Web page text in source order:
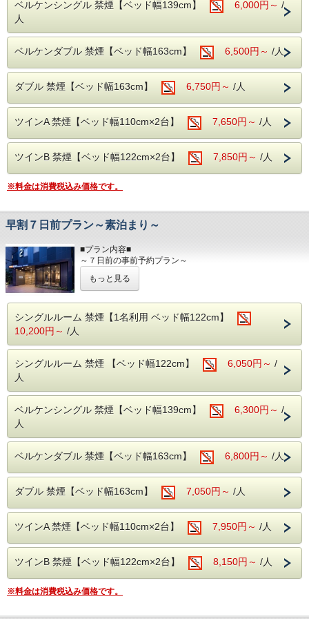
願い致し
ん。
抱擁感のある寝心地と快適空間をお約束致します！
プラチナノバブルは微細な気泡水でやさしい洗浄効果・お肌
・洗浄効果：プラス帯電した汚れにマイナス帯電した気泡が
汚れを浮かせます。
・保湿効果：プラチナノバブルが皮膚の奥まで浸透し角質
みずみしくハリのある素肌へ導きます。
・保温効果：プラチナノバブルのお湯は身体の芯から温ま
り、その効果が持続
します。
■室内設備■
全米No.1サータ社製マットレス/プラチナノバブル水/Wi-Fi接
続無料/バス/シャワー/
有料チャンネル/電気スタンド/電子ケトル/
※客室内には内線(外線)の電話機は設置しておりませんの
で、予めご了承下さい。
間のご連絡
ますので、インター
ホンにてお知らせくださいませ。（開錠にはルームカード
願い致し
ます。
・当ホテルは朝食とランドリーサービスを行なっておりませ
ベルケンシングル 禁煙【ベッド幅139cm】 6,000円～ /
人
ベルケンダブル 禁煙【ベッド幅163cm】 6,500円～ /人
ダブル 禁煙【ベッド幅163cm】 6,750円～ /人
ツインA 禁煙【ベッド幅110cm×2台】 7,650円～ /人
ツインB 禁煙【ベッド幅122cm×2台】 7,850円～ /人
※料金は消費税込み価格です。
早割７日前プラン～素泊まり～
■プラン内容■
～７日前の事前予約プラン～
早めに予約するちょっとお得なプラン♪
出張や旅行が決まったら早めの予約がオススメ！
■交通アクセス■
・丸の内線「淡路町駅」A2出口より徒歩1分
・JR「神田駅」北口、西口より徒歩6分（東京駅より1駅2
分）
・東京メトロ「銀座線」A6出口より徒歩3分(21時以降はA4
・コンビニ徒歩10秒
■全米No.1人気のサーター社製ベッドを全室導入！
※当館は全館禁煙となっております。
​■プラチナノバブルを全室導入！
プラチナノバブルは微細な気泡水でやさしい洗浄効果・お肌
ポカポカが続く保温効果が体感できます。
汚れを吸着し
汚れを浮かせます。
・保湿効果：プラチナノバブルが皮膚の奥まで浸透し角質
層の水分を高め
みずみしくハリのある素肌へ導きます。
・保温効果：プラチナノバブルのお湯は身体の芯から温ま
り、その効果が持続
します。
もっと見る
シングルルーム 禁煙【1名利用 ベッド幅122cm】
10,200円～ /人
シングルルーム 禁煙 【ベッド幅122cm】 6,050円～ /
人
ベルケンシングル 禁煙【ベッド幅139cm】 6,300円～ /
人
ベルケンダブル 禁煙【ベッド幅163cm】 6,800円～ /人
ダブル 禁煙【ベッド幅163cm】 7,050円～ /人
ツインA 禁煙【ベッド幅110cm×2台】 7,950円～ /人
ツインB 禁煙【ベッド幅122cm×2台】 8,150円～ /人
※料金は消費税込み価格です。